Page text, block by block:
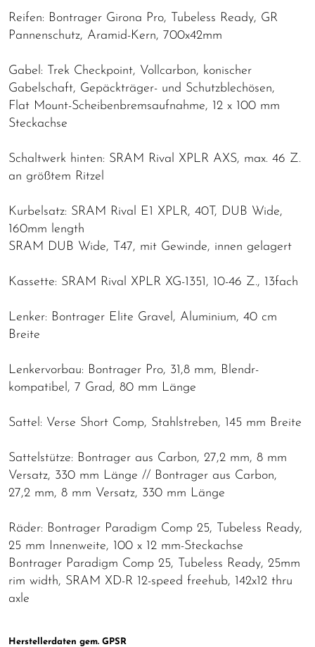
Reifen: Bontrager Girona Pro, Tubeless Ready, GR
Pannenschutz, Aramid-Kern, 700x42mm
Gabel: Trek Checkpoint, Vollcarbon, konischer
Gabelschaft, Gepäckträger- und Schutzblechösen,
Flat Mount-Scheibenbremsaufnahme, 12 x 100 mm
Steckachse
Schaltwerk hinten: SRAM Rival XPLR AXS, max. 46 Z.
an größtem Ritzel
Kurbelsatz: SRAM Rival E1 XPLR, 40T, DUB Wide,
160mm length
SRAM DUB Wide, T47, mit Gewinde, innen gelagert
Kassette: SRAM Rival XPLR XG-1351, 10-46 Z., 13fach
Lenker: Bontrager Elite Gravel, Aluminium, 40 cm
Breite
Lenkervorbau: Bontrager Pro, 31,8 mm, Blendr-
kompatibel, 7 Grad, 80 mm Länge
Sattel: Verse Short Comp, Stahlstreben, 145 mm Breite
Sattelstütze: Bontrager aus Carbon, 27,2 mm, 8 mm
Versatz, 330 mm Länge // Bontrager aus Carbon,
27,2 mm, 8 mm Versatz, 330 mm Länge
Räder: Bontrager Paradigm Comp 25, Tubeless Ready,
25 mm Innenweite, 100 x 12 mm-Steckachse
Bontrager Paradigm Comp 25, Tubeless Ready, 25mm
rim width, SRAM XD-R 12-speed freehub, 142x12 thru
axle
Herstellerdaten gem. GPSR